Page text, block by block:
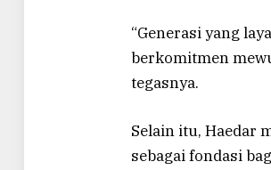
“Generasi yang
berkomitmen
tegasnya.
Selain itu, Haedar
sebagai fondasi